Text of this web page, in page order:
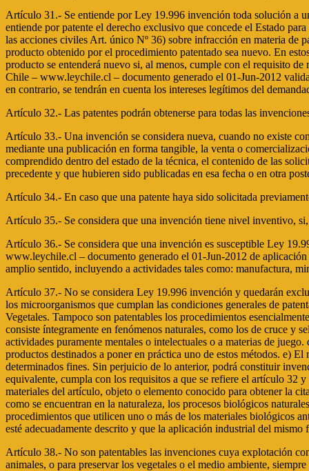
Artículo 31.- Se entiende por Ley 19.996 invención toda solución a
entiende por patente el derecho exclusivo que concede el Estado
las acciones civiles Art. único Nº 36) sobre infracción en materia de
producto obtenido por el procedimiento patentado sea nuevo. En
producto se entenderá nuevo si, al menos, cumple con el requisito
Chile – www.leychile.cl – documento generado el 01-Jun-2012
en contrario, se tendrán en cuenta los intereses legítimos del
Artículo 32.- Las patentes podrán obtenerse para todas las
Artículo 33.- Una invención se considera nueva, cuando no existe
mediante una publicación en forma tangible, la venta o
comprendido dentro del estado de la técnica, el contenido de las
precedente y que hubieren sido publicadas en esa fecha o en otra
Artículo 34.- En caso que una patente haya sido solicitada
Artículo 35.- Se considera que una invención tiene nivel inventivo,
Artículo 36.- Se considera que una invención es susceptible Ley
www.leychile.cl – documento generado el 01-Jun-2012 de
amplio sentido, incluyendo a actividades tales como: manufactura,
Artículo 37.- No se considera Ley 19.996 invención y quedarán
los microorganismos que cumplan las condiciones generales de
Vegetales. Tampoco son patentables los procedimientos
consiste íntegramente en fenómenos naturales, como los de cruce y
actividades puramente mentales o intelectuales o a materias de
productos destinados a poner en práctica uno de estos métodos. e)
determinados fines. Sin perjuicio de lo anterior, podrá constituir
equivalente, cumpla con los requisitos a que se refiere el artículo
materiales del artículo, objeto o elemento conocido para obtener la
como se encuentran en la naturaleza, los procesos biológicos
procedimientos que utilicen uno o más de los materiales biológicos
esté adecuadamente descrito y que la aplicación industrial del
Artículo 38.- No son patentables las invenciones cuya explotación
animales, o para preservar los vegetales o el medio ambiente,